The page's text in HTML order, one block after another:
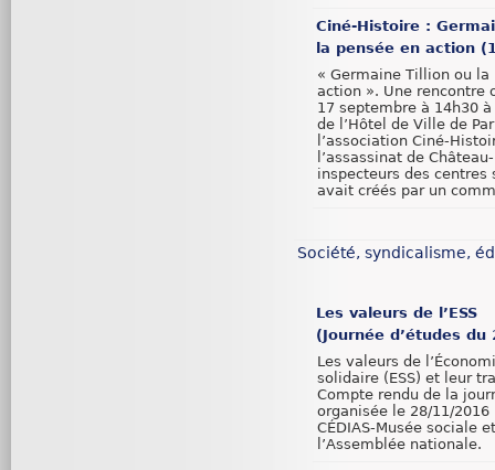
Ciné-Histoire :
la pensée en action
« Germaine Tillion ou la
action ». Une rencontre
17 septembre à 14h30
de l’Hôtel de Ville de
l’association Ciné-
l’assassinat de
inspecteurs des centres
avait créés par un
Société, syndicalisme,
Les valeurs de l’ESS
(Journée d’études du
Les valeurs de
solidaire (ESS) et leur
Compte rendu de la
organisée le 28/11/2016
CÉDIAS-Musée sociale
l’Assemblée nationale.